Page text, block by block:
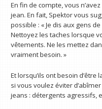
En fin de compte, vous
jean. En fait, Spektor vous
possible : « Je dis aux gens
Nettoyez les taches lorsque
vêtements. Ne les mettez
vraiment besoin. »
Et lorsqu’ils ont besoin
si vous voulez éviter
jeans : détergents agressifs,